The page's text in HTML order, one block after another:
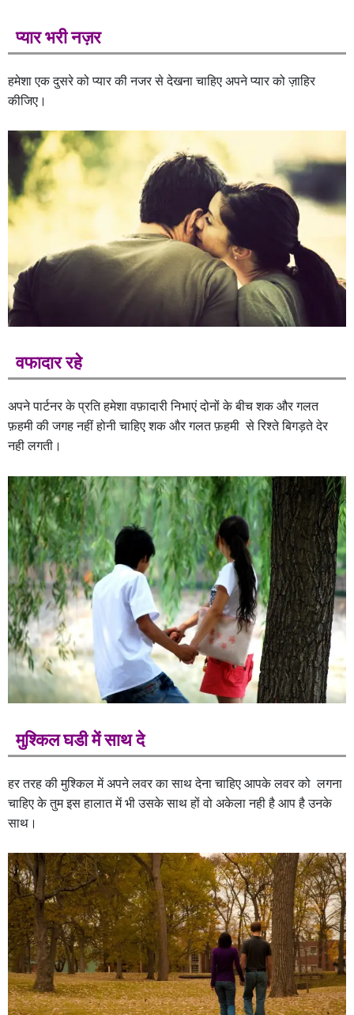
प्यार भरी नज़र
हमेशा एक दुसरे को प्यार की नजर से देखना चाहिए अपने प्यार को ज़ाहिर
कीजिए।
वफादार रहे
अपने पार्टनर के प्रति हमेशा वफ़ादारी निभाएं दोनों के बीच शक और गलत
फ़हमी की जगह नहीं होनी चाहिए शक और गलत फ़हमी से रिश्ते बिगड़ते देर
नही लगती।
मुश्किल घडी में साथ दे
हर तरह की मुश्किल में अपने लवर का साथ देना चाहिए आपके लवर को लगना
चाहिए के तुम इस हालात में भी उसके साथ हों वो अकेला नही है आप है उनके
साथ।